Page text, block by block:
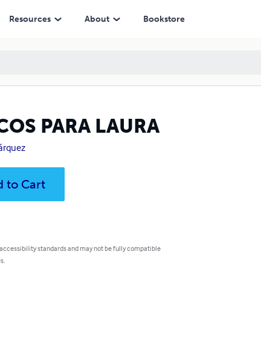
Resources About Bookstore
PARA LAURA
to Cart
standards and may not be fully compatible